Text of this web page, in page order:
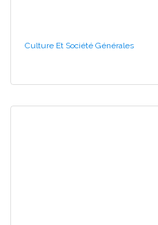
Culture Et Société Générales